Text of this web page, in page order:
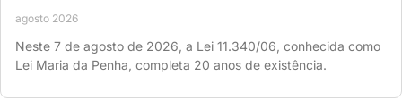
agosto 2026
Neste 7 de agosto de 2026, a Lei 11.340/06, conhecida como
Lei Maria da Penha, completa 20 anos de existência.